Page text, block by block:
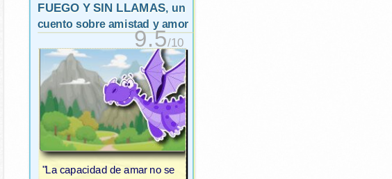
FUEGO Y SIN LLAMAS, un
cuento sobre amistad y amor
9.5/10
"La capacidad de amar no se